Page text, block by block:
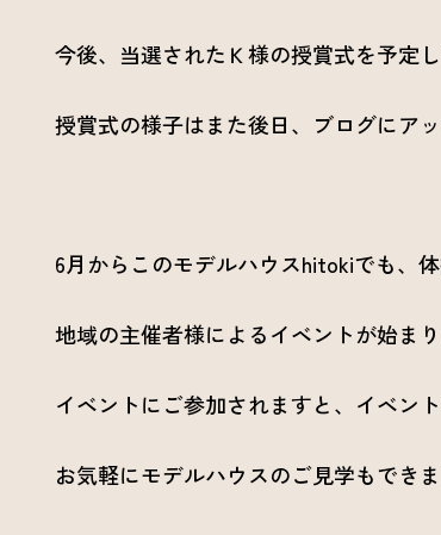
今後、当選されたＫ様の授賞式を予定し
授賞式の様子はまた後日、ブログにア
6月からこのモデルハウスhitokiでも、
地域の主催者様によるイベントが始まり
イベントにご参加されますと、イベン
お気軽にモデルハウスのご見学もでき